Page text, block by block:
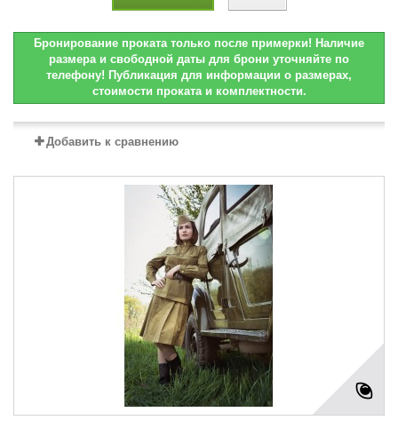
Бронирование проката только после примерки! Наличие
размера и свободной даты для брони уточняйте по
телефону! Публикация для информации о размерах,
стоимости проката и комплектности.
Добавить к сравнению